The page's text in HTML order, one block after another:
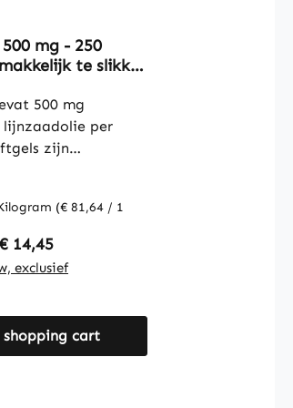
mg - 250
te slikken
| Warnke
500 mg
lijnzaadolie per
zijn
als
D-alfa-
E) wordt
antioxidant om de
dit product een
(€ 81,64 / 1
price:
14,45
exclusief
cart